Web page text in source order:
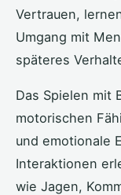
Vertrauen,
Umgang mit
späteres
Das Spielen mit
motorischen
und emotionale
Interaktionen
wie Jagen,